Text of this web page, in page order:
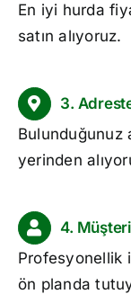
En iyi hurda
satın alıyoruz.
3.
Bulunduğunuz
yerinden
4.
Profesyonellik
ön planda